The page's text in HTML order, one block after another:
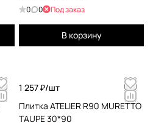
0 0 Под заказ
В корзину
1 257 ₽/шт
Плитка ATELIER R90 MURETTO
TAUPE 30*90